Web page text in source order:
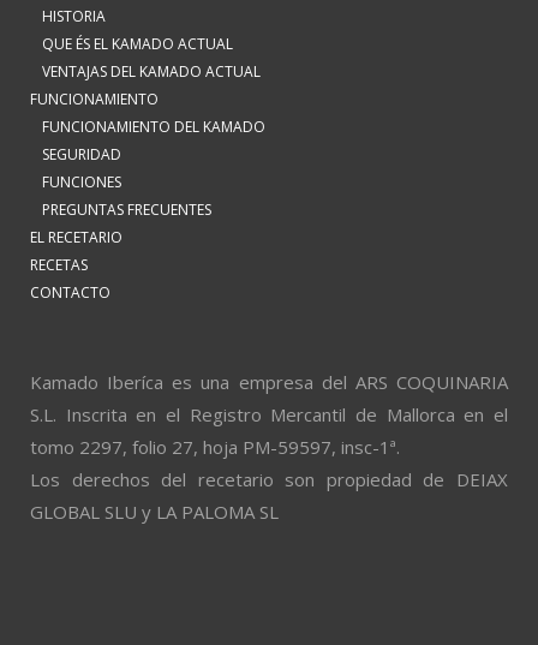
HISTORIA
QUE ÉS EL KAMADO ACTUAL
VENTAJAS DEL KAMADO ACTUAL
FUNCIONAMIENTO
FUNCIONAMIENTO DEL KAMADO
SEGURIDAD
FUNCIONES
PREGUNTAS FRECUENTES
EL RECETARIO
RECETAS
CONTACTO
Kamado Iberíca es una empresa del ARS COQUINARIA
S.L. Inscrita en el Registro Mercantil de Mallorca en el
tomo 2297, folio 27, hoja PM-59597, insc-1ª.
Los derechos del recetario son propiedad de DEIAX
GLOBAL SLU y LA PALOMA SL